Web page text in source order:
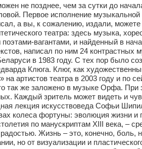
позднее, чем за сутки до
Первое исполнение
а вы, к сожалению, издали,
театра: здесь музыка,
вагантами, и найденный в
написал по ним 24 контрастных
в 1983 году. С тех пор было
Клюга. Клюг, как
артистов театра в 2003 году и по
же заложено в музыке Орфа. При
Каждый зритель может видеть и
лекция искусствоведа Софьи
колеса фортуны: эволюция жизни и
по манускриптам XIII века, –
Жизнь – это, конечно,
но от визуализации и